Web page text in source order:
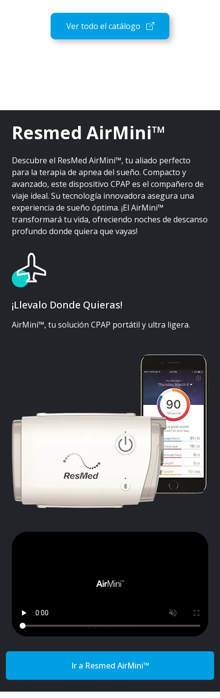
Ver todo el catálogo
Resmed AirMini™
Descubre el ResMed AirMini™, tu aliado perfecto
para la terapia de apnea del sueño. Compacto y
avanzado, este dispositivo CPAP es el compañero de
viaje ideal. Su tecnología innovadora asegura una
experiencia de sueño óptima. ¡El AirMini™
transformará tu vida, ofreciendo noches de descanso
profundo donde quiera que vayas!
¡Llevalo Donde Quieras!
AirMini™, tu solución CPAP portátil y ultra ligera.
Ir a Resmed AirMini™